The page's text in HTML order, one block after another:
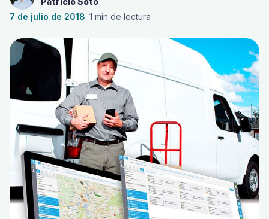
7 de julio de 2018· 1 min de lectura